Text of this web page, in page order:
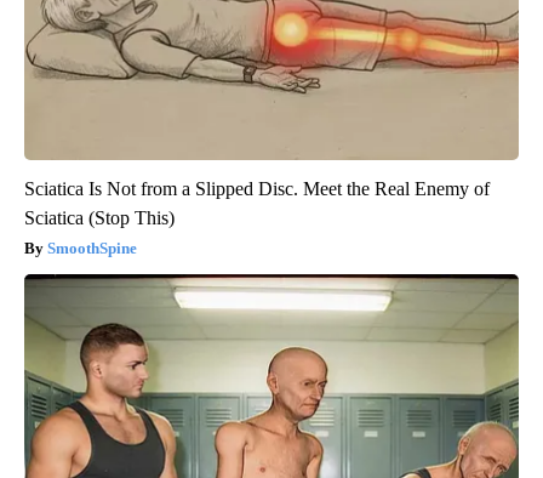
Sciatica Is Not from a Slipped Disc. Meet the Real Enemy of
Sciatica (Stop This)
SmoothSpine